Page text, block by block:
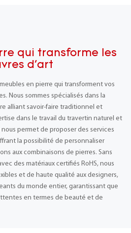
qui transforme les
d'art
en pierre qui transforment vos
Nous sommes spécialisés dans la
alliant savoir-faire traditionnel et
dans le travail du travertin naturel et
permet de proposer des services
la possibilité de personnaliser
aux combinaisons de pierres. Sans
des matériaux certifiés RoHS, nous
et de haute qualité aux designers,
du monde entier, garantissant que
en termes de beauté et de